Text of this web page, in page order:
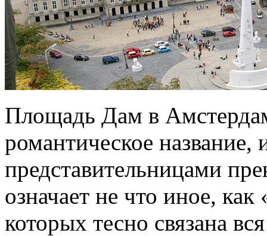
Площадь Дам в
романтическое
представительницами
означает не что иное,
которых тесно связана